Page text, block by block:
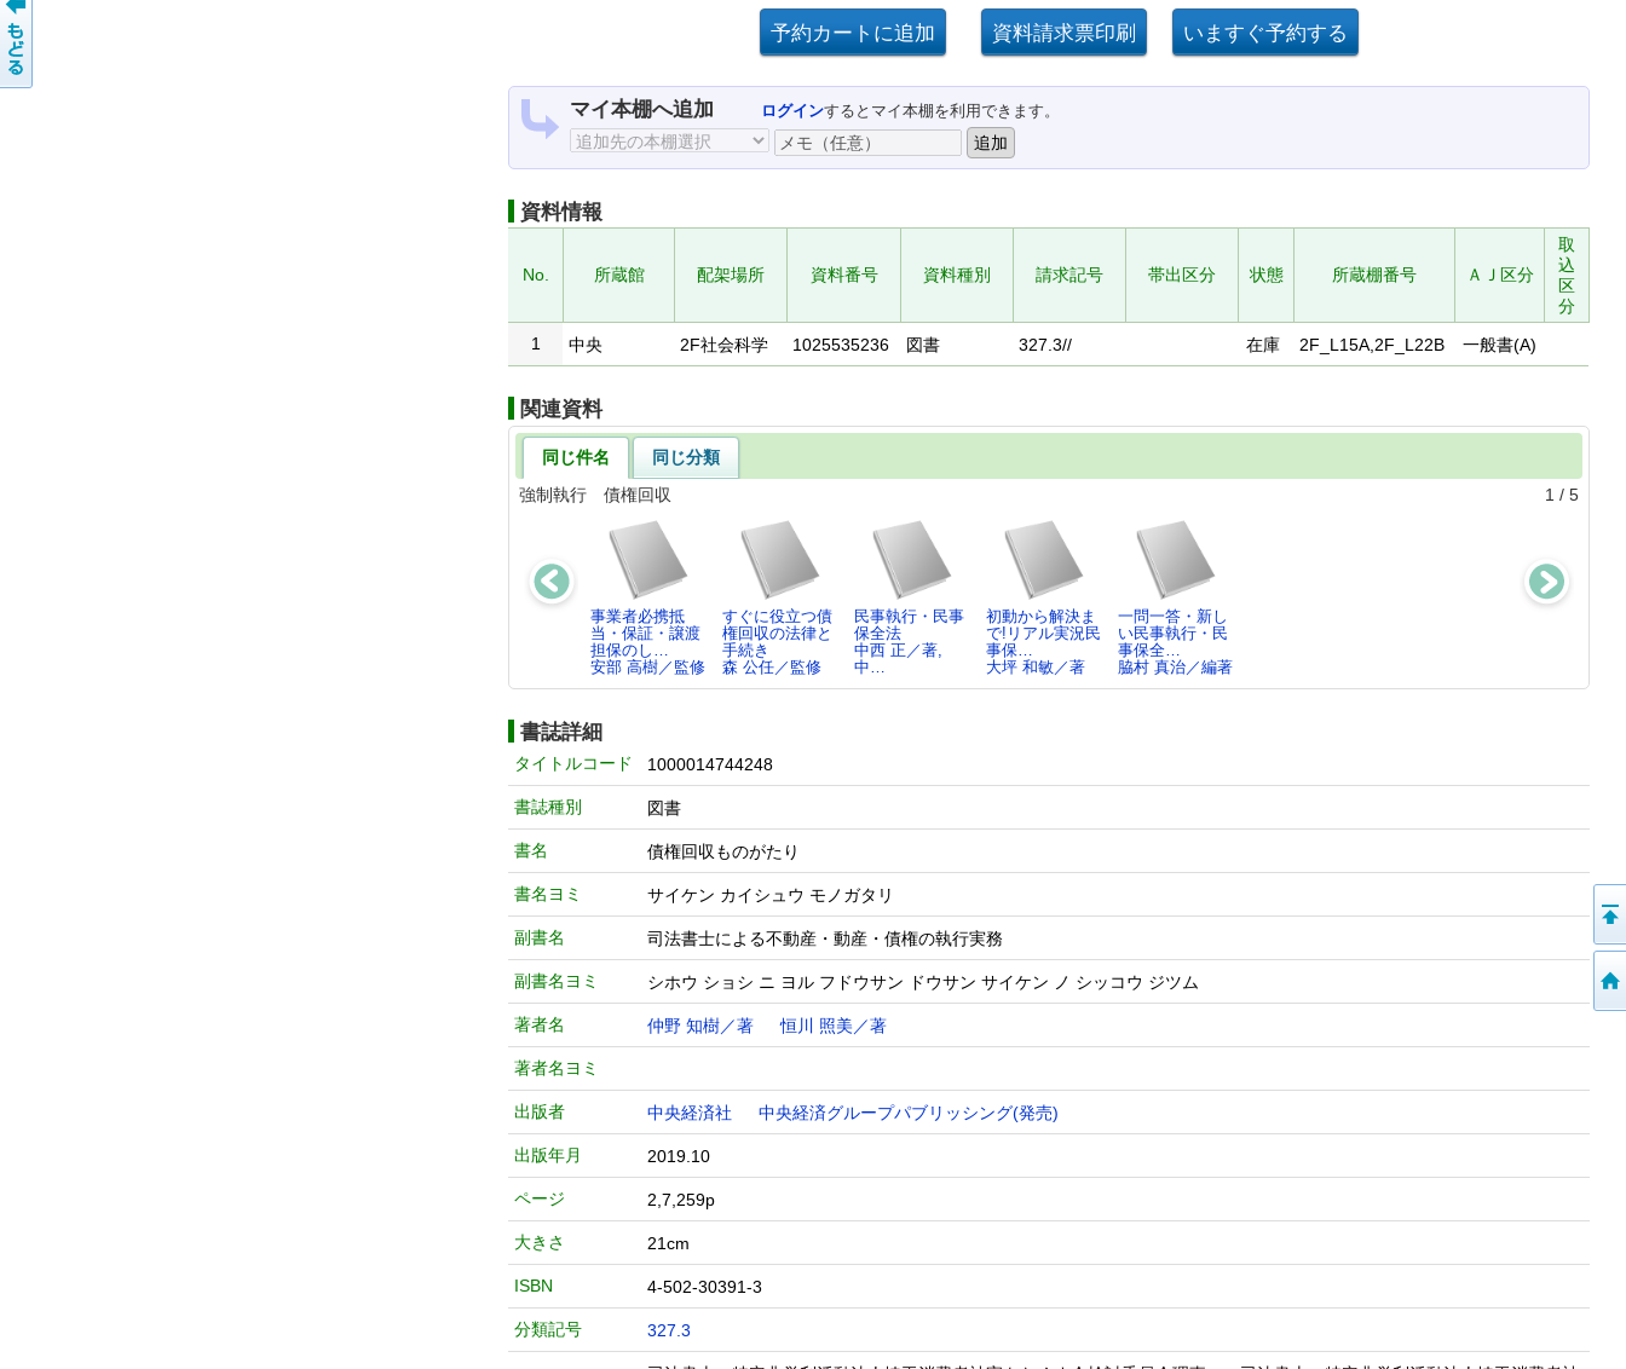
マイ本棚へ追加 ログインするとマイ本棚を利用できます。
資料情報
No. 所蔵館 配架場所 資料番号 資料種別 請求記号 帯出区分 状態 所蔵棚番号 ＡＪ区分
取
込
区
分
1
中央 2F社会科学 1025535236 図書 327.3// 在庫 2F_L15A,2F_L22B 一般書(A)
関連資料
同じ件名
同じ分類
強制執行 債権回収
1 / 5
事業者必携抵
当・保証・譲渡
担保のし…
安部 高樹／監修
すぐに役立つ債
権回収の法律と
手続き
森 公任／監修
民事執行・民事
保全法
中西 正／著,
中…
初動から解決ま
で!リアル実況民
事保…
大坪 和敏／著
一問一答・新し
い民事執行・民
事保全…
脇村 真治／編著
書誌詳細
タイトルコード 1000014744248
書誌種別 図書
書名 債権回収ものがたり
書名ヨミ サイケン カイシュウ モノガタリ
副書名 司法書士による不動産・動産・債権の執行実務
副書名ヨミ シホウ ショシ ニ ヨル フドウサン ドウサン サイケン ノ シッコウ ジツム
著者名 仲野 知樹／著 恒川 照美／著
著者名ヨミ
出版者 中央経済社 中央経済グループパブリッシング(発売)
出版年月 2019.10
ページ 2,7,259p
大きさ 21cm
ISBN 4-502-30391-3
分類記号 327.3